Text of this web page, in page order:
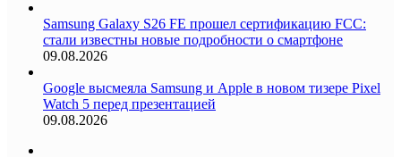
Samsung Galaxy S26 FE прошел сертификацию FCC:
стали известны новые подробности о смартфоне
09.08.2026
Google высмеяла Samsung и Apple в новом тизере Pixel
Watch 5 перед презентацией
09.08.2026